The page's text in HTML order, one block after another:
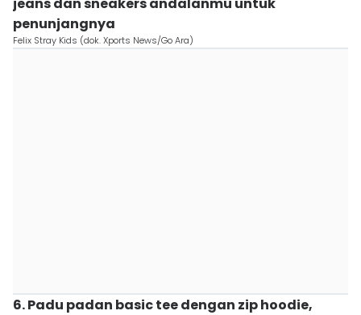
penunjangnya
Felix Stray Kids (dok. Xports News/Go Ara)
6. Padu padan basic tee dengan zip hoodie,